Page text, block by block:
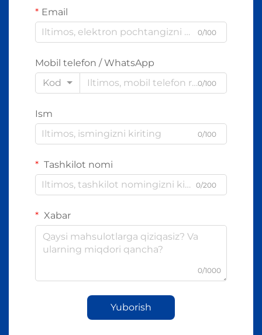
Email
0/100
Mobil telefon / WhatsApp
Kod
0/100
Ism
0/100
Tashkilot nomi
0/200
Xabar
0/1000
Yuborish